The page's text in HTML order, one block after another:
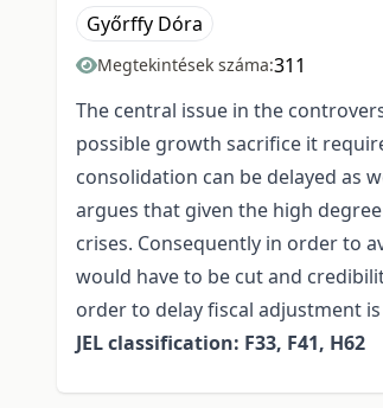
Győrffy Dóra
Megtekintések száma:311
The central issue in the
possible growth sacrifice it
consolidation can be delayed as
argues that given the high
crises. Consequently in order to
would have to be cut and
order to delay fiscal adjustment
JEL classification: F33, F41, H62